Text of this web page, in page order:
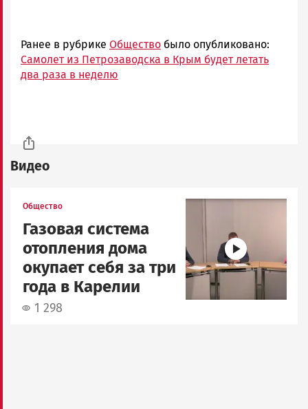
Ранее в рубрике Общество было опубликовано:
Самолет из Петрозаводска в Крым будет летать
два раза в неделю
Видео
Общество
Газовая система
отопления дома
окупает себя за три
года в Карелии
1 298